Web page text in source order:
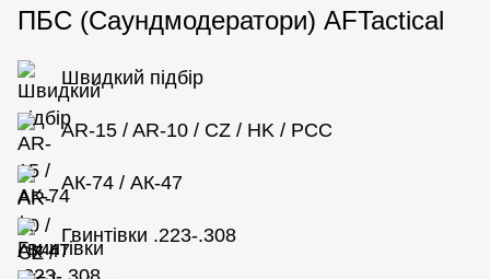
ПБС (Саундмодератори) AFTactical
Швидкий підбір
AR-15 / AR-10 / CZ / HK / PCC
АК-74 / АК-47
Гвинтівки .223-.308